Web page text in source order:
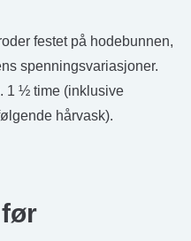
festet på hodebunnen,
spenningsvariasjoner.
1 ½ time (inklusive
hårvask).